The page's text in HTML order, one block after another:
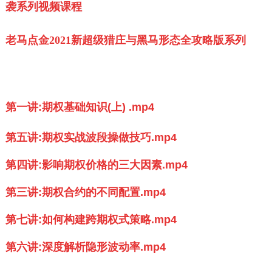
袭系列视频课程
老马点金2021新超级猎庄与黑马形态全攻略版系列
第一讲:期权基础知识(上) .mp4
第五讲:期权实战波段操做技巧.mp4
第四讲:影响期权价格的三大因素.mp4
第三讲:期权合约的不同配置.mp4
第七讲:如何构建跨期权式策略.mp4
第六讲:深度解析隐形波动率.mp4